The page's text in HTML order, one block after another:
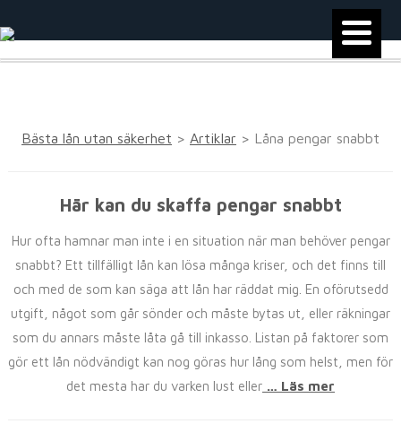
Bästa lån utan säkerhet > Artiklar > Låna pengar snabbt
Här kan du skaffa pengar snabbt
Hur ofta hamnar man inte i en situation när man behöver pengar
snabbt? Ett tillfälligt lån kan lösa många kriser, och det finns till
och med de som kan säga att lån har räddat mig. En oförutsedd
utgift, något som går sönder och måste bytas ut, eller räkningar
som du annars måste låta gå till inkasso. Listan på faktorer som
gör ett lån nödvändigt kan nog göras hur lång som helst, men för
det mesta har du varken lust eller … Läs mer